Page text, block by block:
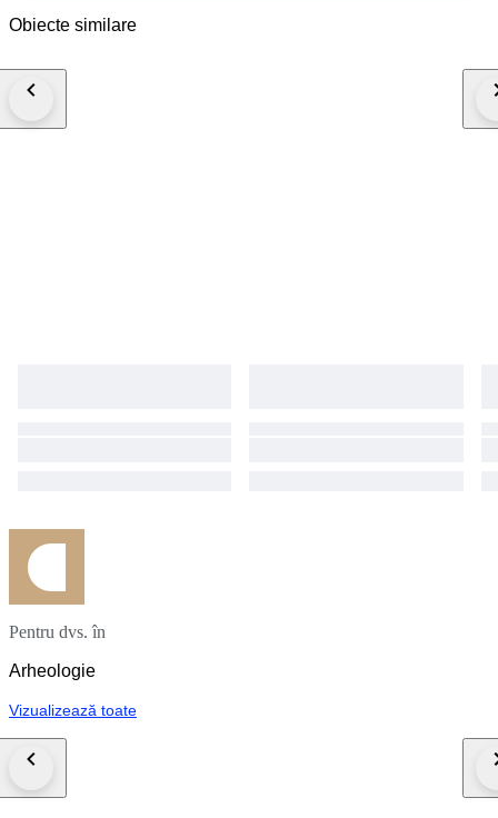
incurred on orders shipped to countries outside the UK. Notice: We are
Obiecte similare
Pentru dvs. în
Arheologie
Vizualizează toate